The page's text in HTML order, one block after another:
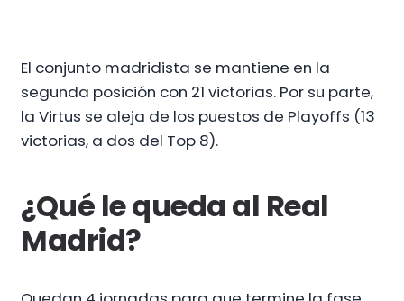
El conjunto madridista se mantiene en la
segunda posición con 21 victorias. Por su parte,
la Virtus se aleja de los puestos de Playoffs (13
victorias, a dos del Top 8).
¿Qué le queda al Real
Madrid?